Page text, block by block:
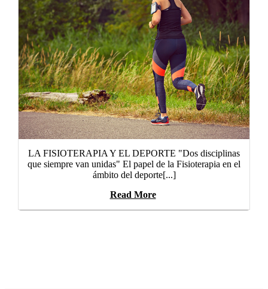
LA FISIOTERAPIA Y EL DEPORTE "Dos disciplinas
que siempre van unidas" El papel de la Fisioterapia en el
ámbito del deporte[...]
Read More